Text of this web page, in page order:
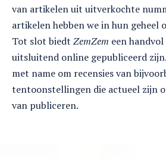
van artikelen uit uitverkochte
artikelen hebben we in hun geheel
Tot slot biedt ZemZem een
uitsluitend online gepubliceerd
met name om recensies van
tentoonstellingen die actueel zijn
van publiceren.